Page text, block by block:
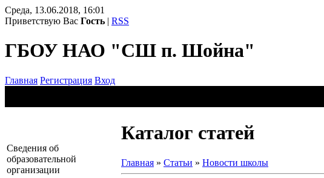
Среда, 13.06.2018, 16:01
Приветствую Вас Гость | RSS
ГБОУ НАО "СШ п. Шойна"
Главная Регистрация Вход
Сведения об
образовательной
организации
Каталог статей
Главная » Статьи » Новости школы